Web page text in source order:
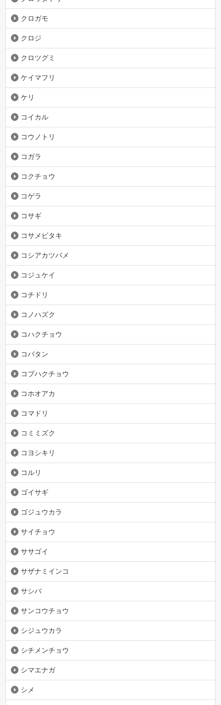
クロガモ
クロジ
クロツグミ
ケイマフリ
ケリ
コイカル
コウノトリ
コガラ
コクチョウ
コゲラ
コサギ
コサメビタキ
コシアカツバメ
コジュケイ
コチドリ
コノハズク
コハクチョウ
コバタン
コブハクチョウ
コホオアカ
コマドリ
コミミズク
コヨシキリ
コルリ
ゴイサギ
ゴジュウカラ
サイチョウ
ササゴイ
サザナミインコ
サシバ
サンコウチョウ
シジュウカラ
シチメンチョウ
シマエナガ
シメ